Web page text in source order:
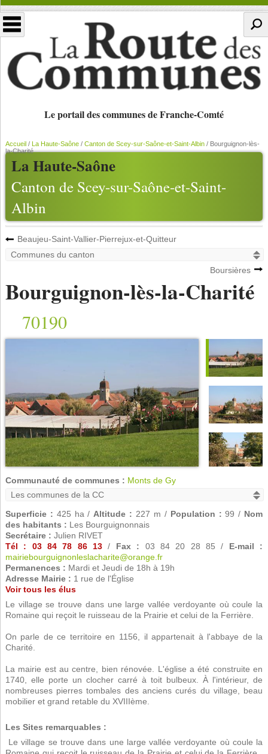
Le portail des communes de Franche-Comté
La Haute-Saône
Canton de Scey-sur-Saône-et-Saint-
Albin
Accueil/ La Haute-Saône/ Canton de Scey-sur-Saône-et-Saint-Albin/ Bourguignon-lès-
la-Charité
Beaujeu-Saint-Vallier-Pierrejux-et-Quitteur
Boursières
Bourguignon-lès-la-Charité
70190
Communauté de communes : Monts de Gy
Superficie : 425 ha / Altitude : 227 m / Population : 99 / Nom
des habitants : Les Bourguignonnais
Secrétaire : Julien RIVET
Tél : 03 84 78 86 13 / Fax : 03 84 20 28 85 / E-mail :
mairiebourguignonleslacharite@orange.fr
Permanences : Mardi et Jeudi de 18h à 19h
Adresse Mairie : 1 rue de l'Église
Voir tous les élus
Le village se trouve dans une large vallée verdoyante où coule la
Romaine qui reçoit le ruisseau de la Prairie et celui de la Ferrière.
On parle de ce territoire en 1156, il appartenait à l'abbaye de la
Charité.
La mairie est au centre, bien rénovée. L'église a été construite en
1740, elle porte un clocher carré à toit bulbeux. À l'intérieur, de
nombreuses pierres tombales des anciens curés du village, beau
mobilier et grand retable du XVIIIème.
Les Sites remarquables :
 Le village se trouve dans une large vallée verdoyante où coule la